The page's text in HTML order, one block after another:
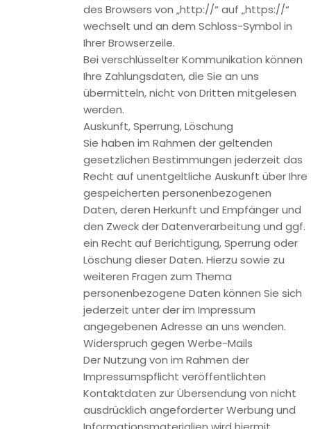
Eine Zusammenführung dieser Daten mit anderen
Datenquellen wird nicht vorgenommen.
Grundlage für die Datenverarbeitung ist Art. 6 Abs. 1 lit. f
DSGVO, der die Verarbeitung von Daten zur Erfüllung eines
Vertrags oder vorvertraglicher Maßnahmen gestattet.
Kontaktformular
Wenn Sie uns per Kontaktformular Anfragen zukommen
lassen, werden Ihre Angaben aus dem Anfrageformular
inklusive der von Ihnen dort angegebenen Kontaktdaten
zwecks Bearbeitung der Anfrage und für den Fall von
Anschlussfragen bei uns gespeichert. Diese Daten geben
wir nicht ohne Ihre Einwilligung weiter.
Die Verarbeitung der in das Kontaktformular eingegebenen
Daten erfolgt somit ausschließlich auf Grundlage Ihrer
Einwilligung (Art. 6 Abs. 1 lit. a DSGVO). Sie können diese
Einwilligung jederzeit widerrufen. Dazu reicht eine formlose
Mitteilung per E-Mail an uns. Die Rechtmäßigkeit der bis zum
Widerruf erfolgten Datenverarbeitungsvorgänge bleibt vom
Widerruf unberührt.
Die von Ihnen im Kontaktformular eingegebenen Daten
verbleiben bei uns, bis Sie uns zur Löschung auffordern, Ihre
Einwilligung zur Speicherung widerrufen oder der Zweck für
die Datenspeicherung entfällt (z.B. nach abgeschlossener
Bearbeitung Ihrer Anfrage). Zwingende gesetzliche
Bestimmungen – insbesondere Aufbewahrungsfristen –